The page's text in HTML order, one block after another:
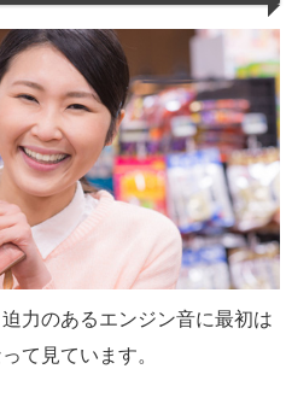
力のあるエンジン音に最初は
て見ています。